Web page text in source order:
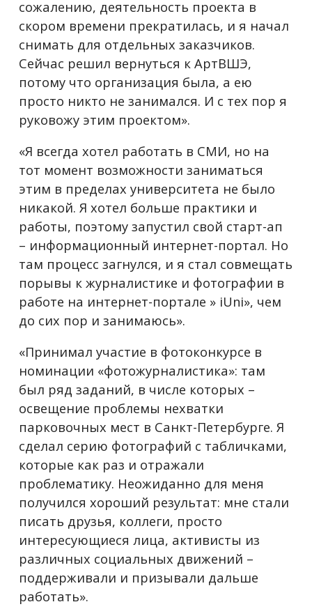
сожалению, деятельность проекта в
скором времени прекратилась, и я начал
снимать для отдельных заказчиков.
Сейчас решил вернуться к АртВШЭ,
потому что организация была, а ею
просто никто не занимался. И с тех пор я
руковожу этим проектом».
«Я всегда хотел работать в СМИ, но на
тот момент возможности заниматься
этим в пределах университета не было
никакой. Я хотел больше практики и
работы, поэтому запустил свой старт-ап
– информационный интернет-портал. Но
там процесс загнулся, и я стал совмещать
порывы к журналистике и фотографии в
работе на интернет-портале » iUni», чем
до сих пор и занимаюсь».
«Принимал участие в фотоконкурсе в
номинации «фотожурналистика»: там
был ряд заданий, в числе которых –
освещение проблемы нехватки
парковочных мест в Санкт-Петербурге. Я
сделал серию фотографий с табличками,
которые как раз и отражали
проблематику. Неожиданно для меня
получился хороший результат: мне стали
писать друзья, коллеги, просто
интересующиеся лица, активисты из
различных социальных движений –
поддерживали и призывали дальше
работать».